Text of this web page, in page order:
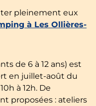
pleinement eux
à Les Ollières-
de 6 à 12 ans) est
en juillet-août du
à 12h. De
proposées : ateliers